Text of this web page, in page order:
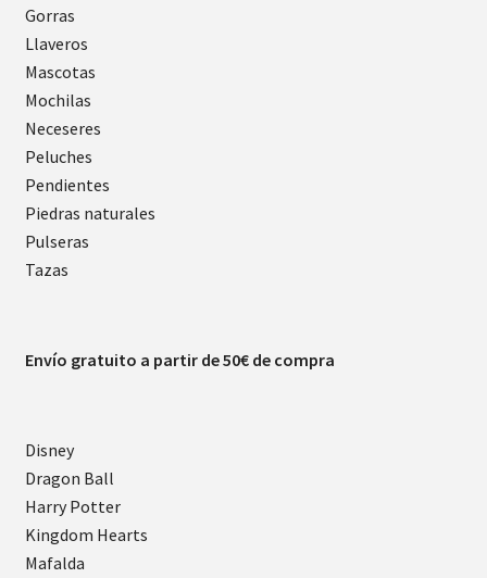
Gorras
Llaveros
Mascotas
Mochilas
Neceseres
Peluches
Pendientes
Piedras naturales
Pulseras
Tazas
Envío gratuito a partir de 50€ de compra
Disney
Dragon Ball
Harry Potter
Kingdom Hearts
Mafalda